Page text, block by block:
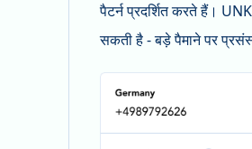
पैटर्न प्रदर्शित करते हैं।
सकती है - बड़े पैमाने पर